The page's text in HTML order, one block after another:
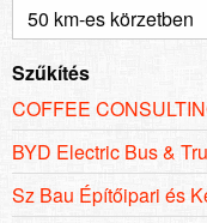
Szűkítés
COFFEE
BYD Electric Bus &
Sz Bau Építőipari és